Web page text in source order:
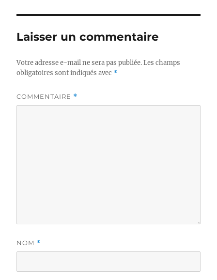
Laisser un commentaire
Votre adresse e-mail ne sera pas publiée. Les champs
obligatoires sont indiqués avec *
COMMENTAIRE *
NOM *